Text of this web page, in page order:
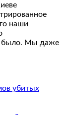
наши
было. Мы даже